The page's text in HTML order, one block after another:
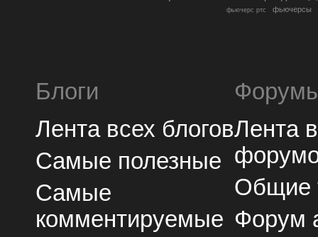
фьючерс ртс фьючерсы
Блоги
Лента всех блогов
Самые полезные
Самые
комментируемые
Лента
Общие
Форум